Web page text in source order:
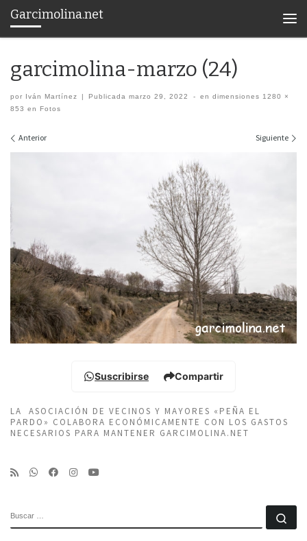
Saltar al contenido
Garcimolina.net
garcimolina-marzo (24)
por Iván Martínez | Publicadamarzo 29, 2022 - en dimensiones 1280 ×
853 en Fotos
Navegación de imágenes
Anterior Siguiente
Suscribirse Compartir
LA ASOCIACIÓN DE VECINOS Y MAYORES «PEÑA EL
PARDO» COLABORA ECONÓMICAMENTE CON LOS GASTOS
NECESARIOS PARA MANTENER GARCIMOLINA.NET